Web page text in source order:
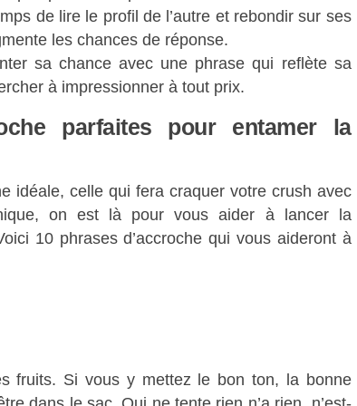
de lire le profil de l’autre et rebondir sur ses
les chances de réponse.
sa chance avec une phrase qui reflète sa
à impressionner à tout prix.
parfaites pour entamer la
idéale, celle qui fera craquer votre crush avec
on est là pour vous aider à lancer la
10 phrases d’accroche qui vous aideront à
fruits. Si vous y mettez le bon ton, la bonne